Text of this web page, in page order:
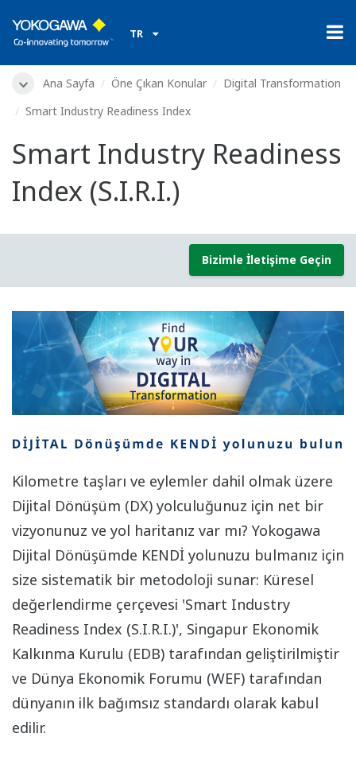
TR
Ana Sayfa Öne Çıkan Konular
Digital Transformation
Smart Industry Readiness Index
Smart Industry Readiness
Index (S.I.R.I.)
Bizimle İletişime Geçin
Kilometre taşları ve eylemler dahil olmak üzere
Dijital Dönüşüm (DX) yolculuğunuz için net bir
vizyonunuz ve yol haritanız var mı? Yokogawa
Dijital Dönüşümde KENDİ yolunuzu bulmanız için
size sistematik bir metodoloji sunar: Küresel
değerlendirme çerçevesi 'Smart Industry
Readiness Index (S.I.R.I.)', Singapur Ekonomik
Kalkınma Kurulu (EDB) tarafından geliştirilmiştir
ve Dünya Ekonomik Forumu (WEF) tarafından
dünyanın ilk bağımsız standardı olarak kabul
edilir.